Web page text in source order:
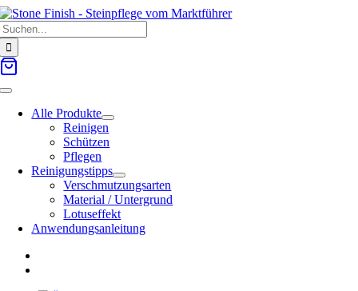
Zum
Inhalt
springen
Toggle
NavigationAlle Produkte
Reinigen
Schützen
Pflegen
Reinigungstipps
Verschmutzungsarten
Material / Untergrund
Lotuseffekt
Anwendungsanleitung